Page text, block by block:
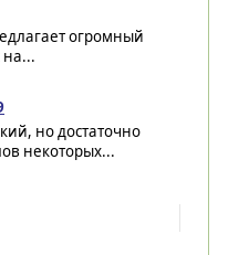
огромный
но достаточно
некоторых...